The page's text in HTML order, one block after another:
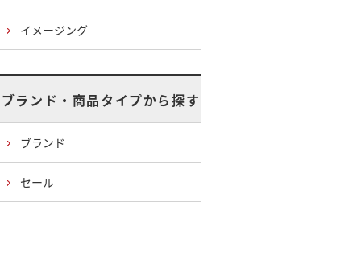
イメージング
ブランド・商品タイプから探す
ブランド
セール